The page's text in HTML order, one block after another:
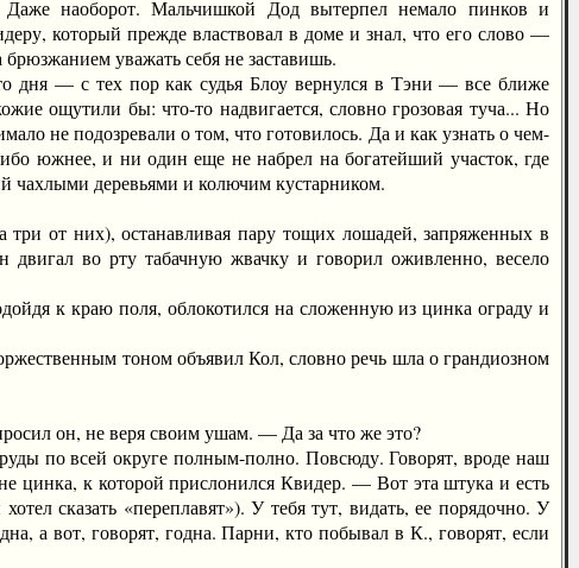
наоборот. Мальчишкой Дод вытерпел немало пинков и
который прежде властвовал в доме и знал, что его слово —
уважать себя не заставишь.
— с тех пор как судья Блоу вернулся в Тэни — все ближе
ощутили бы: что-то надвигается, словно грозовая туча... Но
не подозревали о том, что готовилось. Да и как узнать о чем-
южнее, и ни один еще не набрел на богатейший участок, где
деревьями и колючим кустарником.
них), останавливая пару тощих лошадей, запряженных в
во рту табачную жвачку и говорил оживленно, весело
к краю поля, облокотился на сложенную из цинка ограду и
тоном объявил Кол, словно речь шла о грандиозном
он, не веря своим ушам. — Да за что же это?
по всей округе полным-полно. Повсюду. Говорят, вроде наш
цинка, к которой прислонился Квидер. — Вот эта штука и есть
сказать «переплавят»). У тебя тут, видать, ее порядочно. У
а вот, говорят, годна. Парни, кто побывал в К., говорят, если